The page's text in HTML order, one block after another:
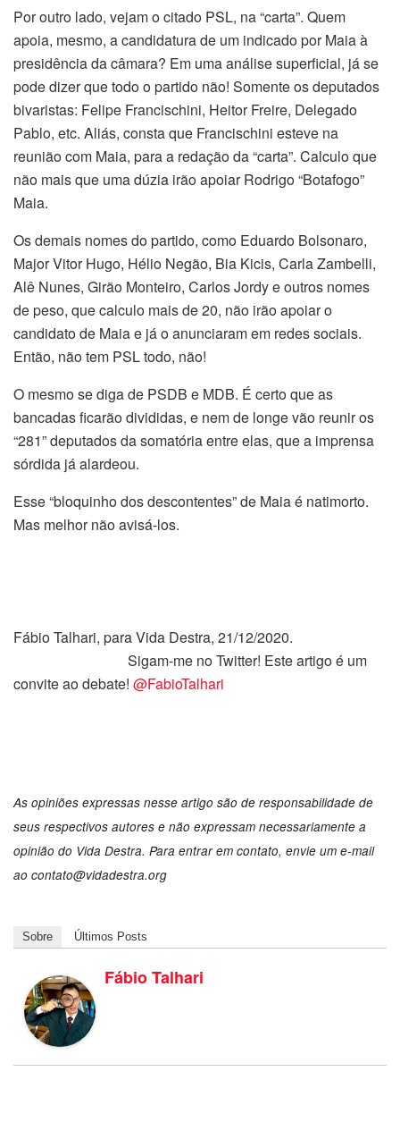
Por outro lado, vejam o citado PSL, na “carta”. Quem
apoia, mesmo, a candidatura de um indicado por Maia à
presidência da câmara? Em uma análise superficial, já se
pode dizer que todo o partido não! Somente os deputados
bivaristas: Felipe Francischini, Heitor Freire, Delegado
Pablo, etc. Aliás, consta que Francischini esteve na
reunião com Maia, para a redação da “carta”. Calculo que
não mais que uma dúzia irão apoiar Rodrigo “Botafogo”
Maia.
Os demais nomes do partido, como Eduardo Bolsonaro,
Major Vitor Hugo, Hélio Negão, Bia Kicis, Carla Zambelli,
Alê Nunes, Girão Monteiro, Carlos Jordy e outros nomes
de peso, que calculo mais de 20, não irão apoiar o
candidato de Maia e já o anunciaram em redes sociais.
Então, não tem PSL todo, não!
O mesmo se diga de PSDB e MDB. É certo que as
bancadas ficarão divididas, e nem de longe vão reunir os
“281” deputados da somatória entre elas, que a imprensa
sórdida já alardeou.
Esse “bloquinho dos descontentes” de Maia é natimorto.
Mas melhor não avisá-los.
Fábio Talhari, para Vida Destra, 21/12/2020.
Sigam-me no Twitter! Este artigo é um
convite ao debate! @FabioTalhari
As opiniões expressas nesse artigo são de responsabilidade de
seus respectivos autores e não expressam necessariamente a
opinião do Vida Destra. Para entrar em contato, envie um e-mail
ao contato@vidadestra.org
Sobre Últimos Posts
Fábio Talhari